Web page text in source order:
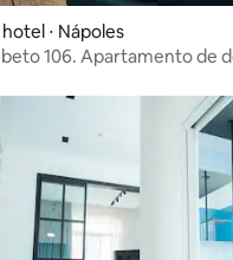
⋅ Nápoles
106. Apartamento de